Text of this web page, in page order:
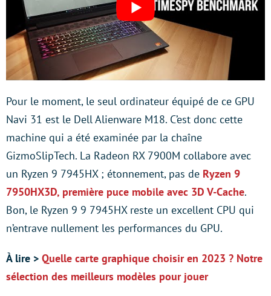
Pour le moment, le seul ordinateur équipé de ce GPU
Navi 31 est le Dell Alienware M18. C’est donc cette
machine qui a été examinée par la chaîne
GizmoSlipTech. La Radeon RX 7900M collabore avec
un Ryzen 9 7945HX ; étonnement, pas de Ryzen 9
7950HX3D, première puce mobile avec 3D V-Cache.
Bon, le Ryzen 9 9 7945HX reste un excellent CPU qui
n’entrave nullement les performances du GPU.
À lire > Quelle carte graphique choisir en 2023 ? Notre
sélection des meilleurs modèles pour jouer